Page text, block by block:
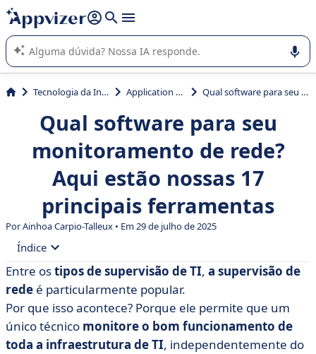
de nossa IA (várias linhas com
A IA do Appvizer o orienta no uso ou na seleção de software
SaaS para sua empresa.
Tecnologia da Informação (TI) Application monitoring Qual software para seu monitoramento de rede? Aqui estão nossas 17 principais ferramentas
Qual software para seu
monitoramento de rede?
Aqui estão nossas 17
principais ferramentas
Por Ainhoa Carpio-Talleux • Em 29 de julho de 2025
Índice
• O que é supervisão de rede de computadores?
• Os 17 melhores pacotes de software de
monitoramento de rede
• Os desafios do monitoramento de rede
Entre ostipos de supervisão de TI, a supervisão de
rede é particularmente popular.
Por que isso acontece? Porque ele permite que um
único técnico monitore o bom funcionamento de
toda a infraestrutura de TI, independentemente do